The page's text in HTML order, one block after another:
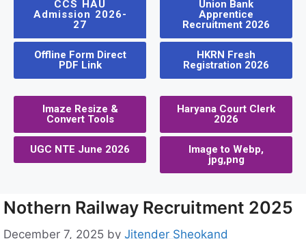
CCS HAU
Admission 2026-
27
Union Bank
Apprentice
Recruitment 2026
Offline Form Direct
PDF Link
HKRN Fresh
Registration 2026
Imaze Resize &
Convert Tools
Haryana Court Clerk
2026
UGC NTE June 2026
Image to Webp,
jpg,png
Nothern Railway Recruitment 2025
December 7, 2025 by Jitender Sheokand